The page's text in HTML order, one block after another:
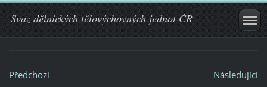
Svaz dělnických tělovýchovných jednot ČR
Předchozí
Následující